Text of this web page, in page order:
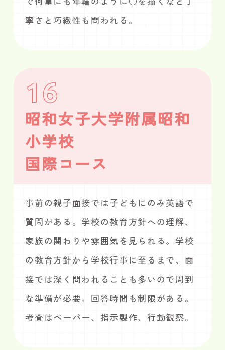
寧さと巧緻性も問われる。
16
昭和女子大学附属昭和
小学校
国際コース
事前の親子面接では子どもにのみ英語で
質問がある。学校の教育方針への理解、
家族の関わりや雰囲気を見られる。学校
の教育方針から学校行事に至るまで、面
接では深く問われることも多いので周到
な準備が必要。回答時間も制限がある。
考査はペーパー、指示製作、行動観察。